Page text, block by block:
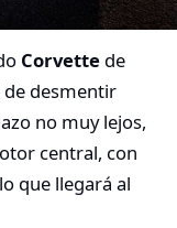
Corvette de
desmentir
no muy lejos,
central, con
que llegará al